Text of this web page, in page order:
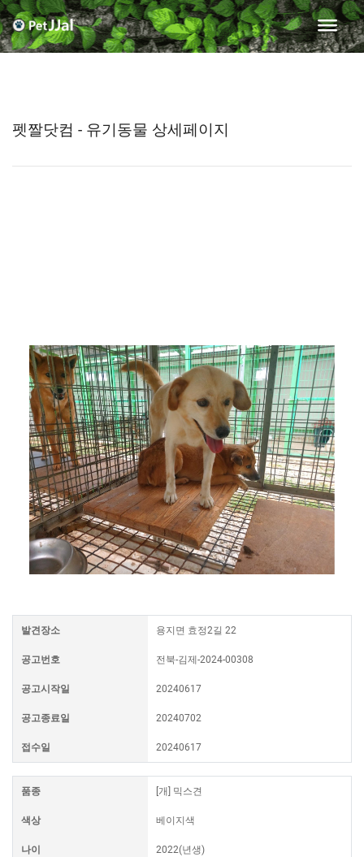
펫짤닷컴 - 유기동물 상세페이지
발견장소 용지면 효정2길 22
공고번호 전북-김제-2024-00308
공고시작일 20240617
공고종료일 20240702
접수일 20240617
품종 [개] 믹스견
색상 베이지색
나이 2022(년생)